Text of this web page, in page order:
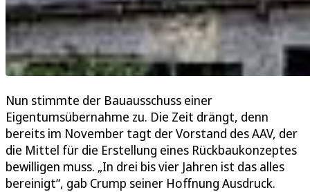
Nun stimmte der Bauausschuss einer
Eigentumsübernahme zu. Die Zeit drängt, denn
bereits im November tagt der Vorstand des AAV, der
die Mittel für die Erstellung eines Rückbaukonzeptes
bewilligen muss. „In drei bis vier Jahren ist das alles
bereinigt“, gab Crump seiner Hoffnung Ausdruck.